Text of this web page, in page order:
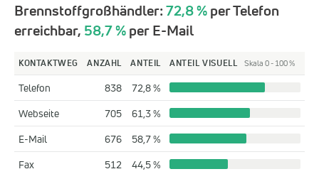
Brennstoffgroßhändler:72,8 %per Telefon
erreichbar, 58,7 %per E-Mail
KONTAKTWEG ANZAHL ANTEIL ANTEIL VISUELL Skala 0 - 100 %
Telefon 838
72,8 %
Webseite
705
61,3 %
E-Mail
676
58,7 %
Fax
512 44,5 %